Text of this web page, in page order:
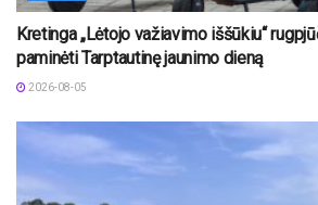
Kretinga „Lėtojo važiavimo iššūkiu“
paminėti Tarptautinę jaunimo dieną
2026-08-05